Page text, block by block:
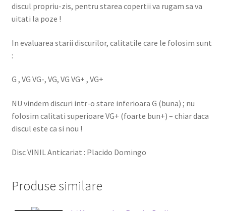
discul propriu-zis, pentru starea copertii va rugam sa va
uitati la poze !
In evaluarea starii discurilor, calitatile care le folosim sunt
:
G , VG VG-, VG, VG VG+ , VG+
NU vindem discuri intr-o stare inferioara G (buna) ; nu
folosim calitati superioare VG+ (foarte bun+) – chiar daca
discul este ca si nou !
Disc VINIL Anticariat : Placido Domingo
Produse similare